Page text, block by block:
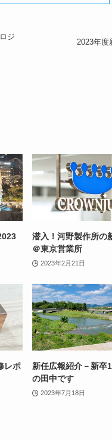
ジ
2023年度
潜入！河野製作所の
＠東京営業所
2023年2月21日
レポ
新任広報紹介－新卒
の田中です
2023年7月18日